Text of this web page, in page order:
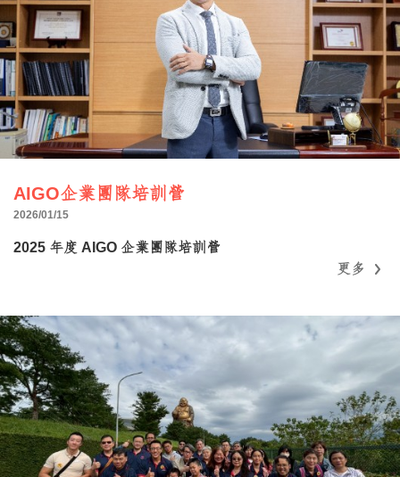
AIGO企業團隊培訓營
2026/01/15
2025 年度 AIGO 企業團隊培訓營
更多
更多